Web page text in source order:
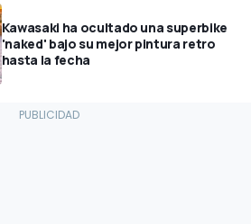
Kawasaki ha ocultado una superbike
'naked' bajo su mejor pintura retro
hasta la fecha